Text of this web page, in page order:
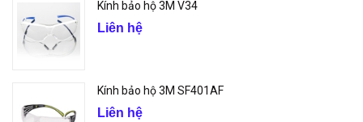
Kính bảo hộ 3M V34
Liên hệ
Kính bảo hộ 3M SF401AF
Liên hệ